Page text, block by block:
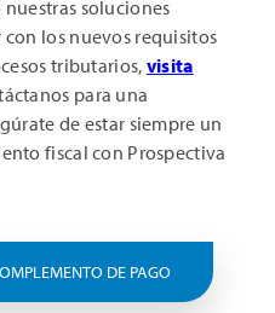
nuestras soluciones
los nuevos requisitos
tributarios, visita
para una
de estar siempre un
fiscal con Prospectiva
DE PAGO